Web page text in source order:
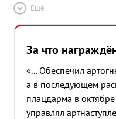
Ещё
За что
«... Обеспечил
а в последующем
плацдарма в
управлял